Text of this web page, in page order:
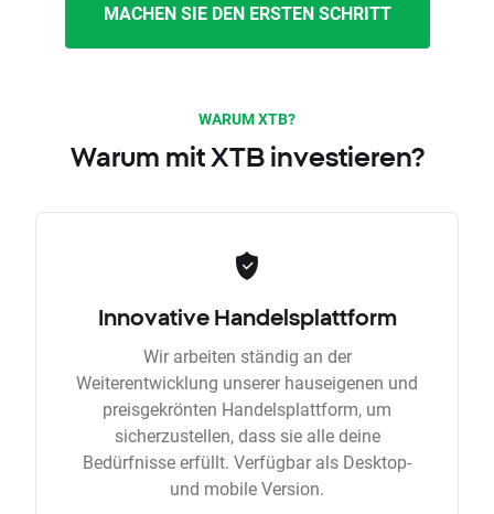
MACHEN SIE DEN ERSTEN SCHRITT
WARUM XTB?
Warum mit XTB investieren?
Innovative Handelsplattform
Wir arbeiten ständig an der
Weiterentwicklung unserer hauseigenen und
preisgekrönten Handelsplattform, um
sicherzustellen, dass sie alle deine
Bedürfnisse erfüllt. Verfügbar als Desktop-
und mobile Version.